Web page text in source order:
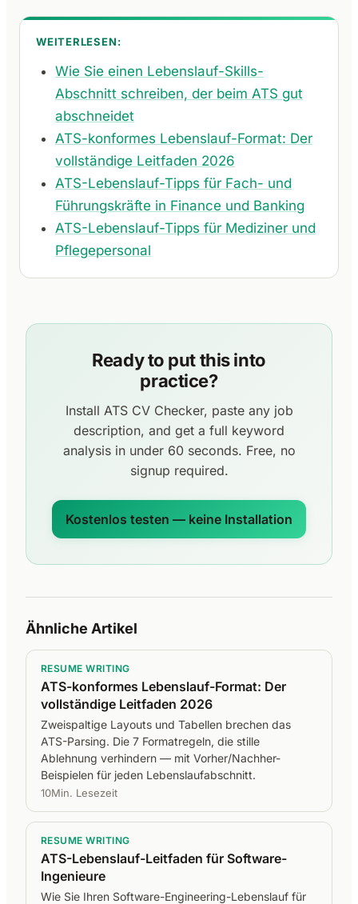
WEITERLESEN:
Wie Sie einen Lebenslauf-Skills-
Abschnitt schreiben, der beim ATS gut
abschneidet
ATS-konformes Lebenslauf-Format: Der
vollständige Leitfaden 2026
ATS-Lebenslauf-Tipps für Fach- und
Führungskräfte in Finance und Banking
ATS-Lebenslauf-Tipps für Mediziner und
Pflegepersonal
Ready to put this into
practice?
Install ATS CV Checker, paste any job
description, and get a full keyword
analysis in under 60 seconds. Free, no
signup required.
Kostenlos testen — keine Installation
Ähnliche Artikel
RESUME WRITING
ATS-konformes Lebenslauf-Format: Der
vollständige Leitfaden 2026
Zweispaltige Layouts und Tabellen brechen das
ATS-Parsing. Die 7 Formatregeln, die stille
Ablehnung verhindern — mit Vorher/Nachher-
Beispielen für jeden Lebenslaufabschnitt.
10Min. Lesezeit
RESUME WRITING
ATS-Lebenslauf-Leitfaden für Software-
Ingenieure
Wie Sie Ihren Software-Engineering-Lebenslauf für